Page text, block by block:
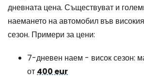
дневната цена. Съществуват и
наемането на автомобил във
сезон. Примери за цени:
7-дневен наем - висок сезон:
от400 eur